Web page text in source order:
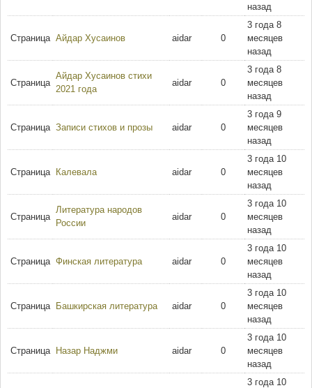
назад
Страница Айдар Хусаинов aidar 0
3 года 8
месяцев
назад
Страница
Айдар Хусаинов стихи
2021 года
aidar 0
3 года 8
месяцев
назад
Страница Записи стихов и прозы aidar 0
3 года 9
месяцев
назад
Страница Калевала aidar 0
3 года 10
месяцев
назад
Страница
Литература народов
России
aidar 0
3 года 10
месяцев
назад
Страница Финская литература aidar 0
3 года 10
месяцев
назад
Страница Башкирская литература aidar 0
3 года 10
месяцев
назад
Страница Назар Наджми aidar 0
3 года 10
месяцев
назад
3 года 10